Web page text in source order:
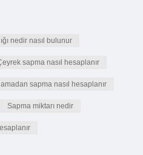
nedir nasıl bulunur
sapma nasıl hesaplanır
sapma nasıl hesaplanır
Sapma miktarı nedir